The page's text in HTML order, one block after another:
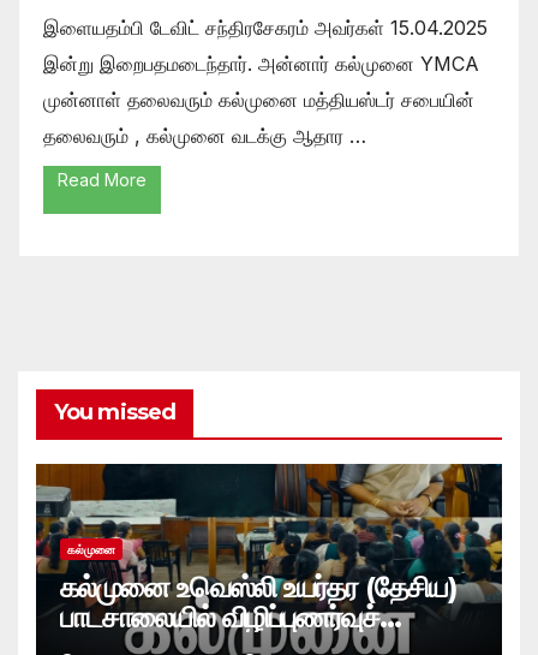
இளையதம்பி டேவிட் சந்திரசேகரம் அவர்கள் 15.04.2025
இன்று இறைபதமடைந்தார். அன்னார் கல்முனை YMCA
முன்னாள் தலைவரும் கல்முனை மத்தியஸ்டர் சபையின்
தலைவரும் , கல்முனை வடக்கு ஆதார …
Read More
You missed
கல்முனை
கல்முனை உவெஸ்லி உயர்தர (தேசிய)
பாடசாலையில் விழிப்புணர்வுச்
செயலமர்வு